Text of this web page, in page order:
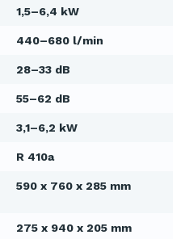
1,5–6,4 kW
440–680 l/min
28–33 dB
55–62 dB
3,1–6,2 kW
R 410a
590 x 760 x 285 mm
275 x 940 x 205 mm